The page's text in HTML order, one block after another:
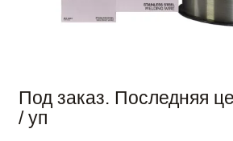
Под заказ. Последняя
/ уп